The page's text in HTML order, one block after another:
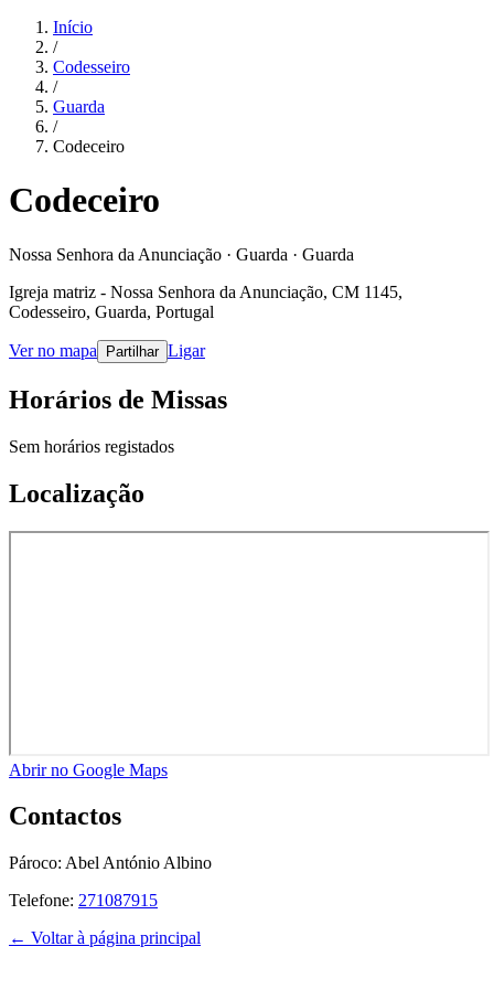
Início
/
Codesseiro
/
Guarda
/
Codeceiro
Codeceiro
Nossa Senhora da Anunciação · Guarda · Guarda
Igreja matriz - Nossa Senhora da Anunciação, CM 1145,
Codesseiro, Guarda, Portugal
Ver no mapa Partilhar Ligar
Horários de Missas
Sem horários registados
Localização
Abrir no Google Maps
Contactos
Pároco: Abel António Albino
Telefone: 271087915
← Voltar à página principal